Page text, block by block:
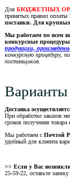
Для БЮДЖЕТНЫХ
принятых правил оплаты
поставки. Для
Мы работаем по всем
конкурсные
продукции,
конкурсную процедуру,
поставщиков.
Варианты
Доставка
При обработке заказов
сроков получения товара
Мы работаем с Почтой
удобный для клиента
>> Если у Вас
25-59-22, оставьте